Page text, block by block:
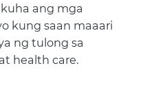
ang mga
kung saan maaari
ng tulong sa
health care.​​